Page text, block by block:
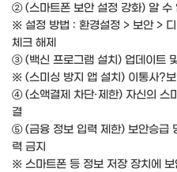
② (스마트폰 보안 설정 강화) 알 수
※ 설정 방법 : 환경설정 > 보안 >
체크 해제
③ (백신 프로그램 설치) 업데이트
※ (스미싱 방지 앱 설치) 이통사?
④ (소액결제 차단·제한) 자신의 스
결
⑤ (금융 정보 입력 제한) 보안승급
력 금지
※ 스마트폰 등 정보 저장 장치에 보